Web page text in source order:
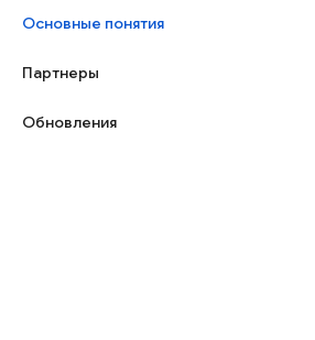
Основные понятия
Партнеры
Обновления